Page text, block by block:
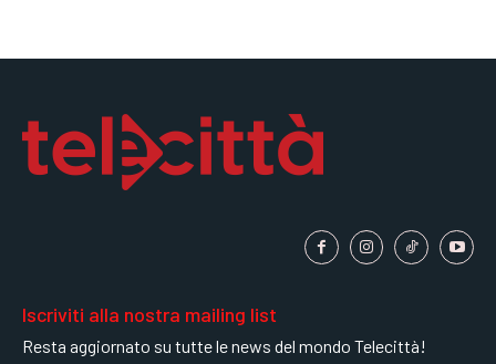
Iscriviti alla nostra mailing list
Resta aggiornato su tutte le news del mondo Telecittà!